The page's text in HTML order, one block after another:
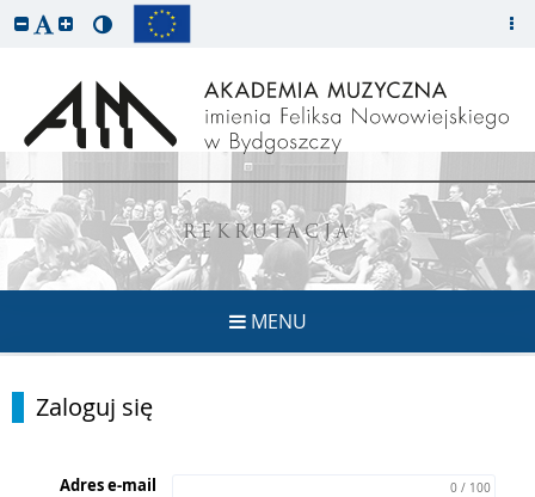
REKRUTACJA
MENU
Zaloguj się
Adres e-mail 0 / 100